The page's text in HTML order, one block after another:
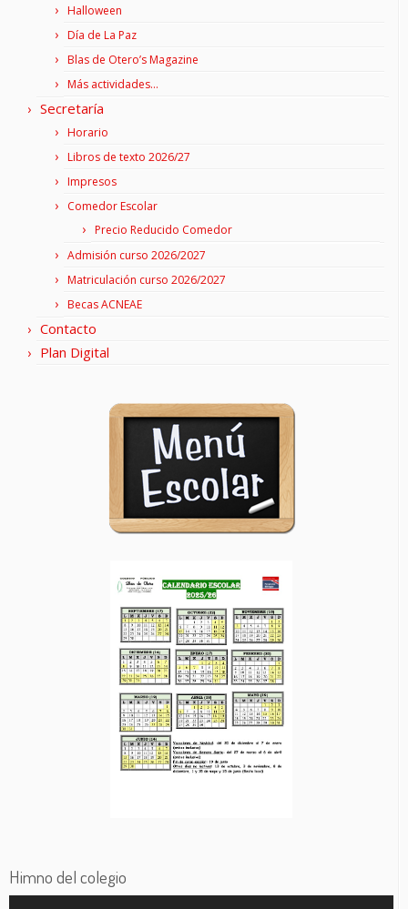
Halloween
Día de La Paz
Blas de Otero’s Magazine
Más actividades…
Secretaría
Horario
Libros de texto 2026/27
Impresos
Comedor Escolar
Precio Reducido Comedor
Admisión curso 2026/2027
Matriculación curso 2026/2027
Becas ACNEAE
Contacto
Plan Digital
Himno del colegio